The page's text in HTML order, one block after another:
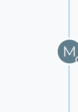
M